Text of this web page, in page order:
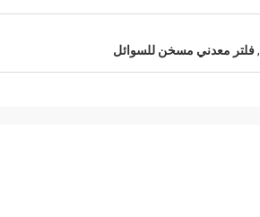
,فلتر معدني مسخن للسوائل